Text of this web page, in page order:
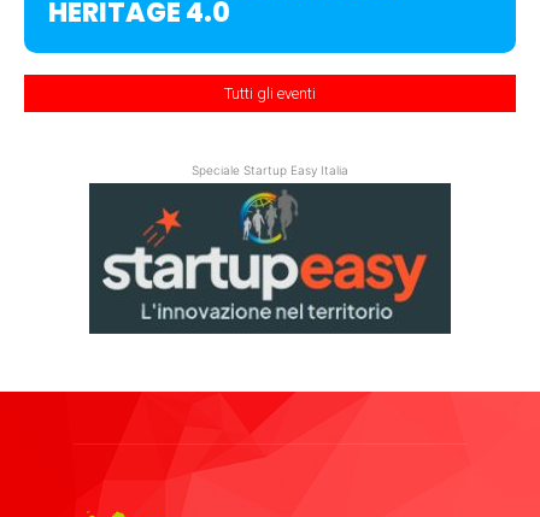
HERITAGE 4.0
Tutti gli eventi
Speciale Startup Easy Italia